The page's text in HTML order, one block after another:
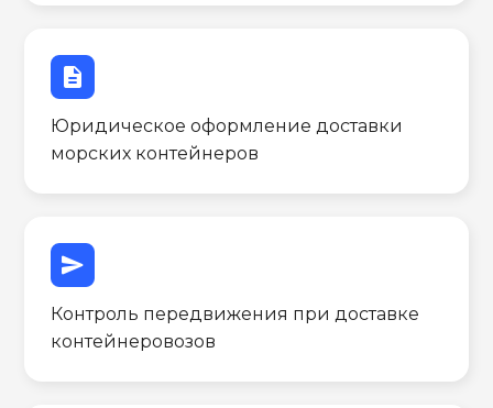
description
Юридическое оформление доставки
морских контейнеров
send
Контроль передвижения при доставке
контейнеровозов